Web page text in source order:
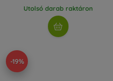
Utolsó darab raktáron
-19%